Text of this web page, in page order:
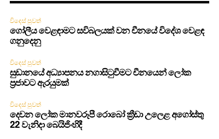
විදෙස් පුවත්
ගෝලීය වෙළඳාමට සවිබලයක් වන චීනයේ විදේශ වෙළඳ
ගනුදෙනු
විදෙස් පුවත්
සුඩානයේ අධ්‍යාපනය නගාසිටුවීමට චීනයෙන් ලෝක
ප්‍රජාවට ඇරයුමක්
විදෙස් පුවත්
දෙවන ලෝක මානවරූපී රොබෝ ක්‍රීඩා උලෙළ අගෝස්තු
22 වැනිදා බෙයිජිංහිදී